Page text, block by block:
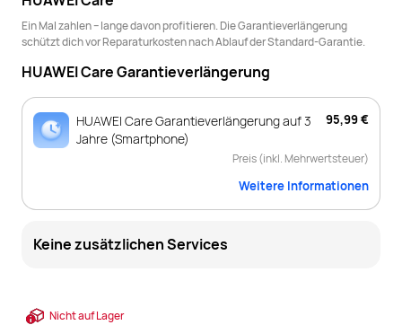
Ein Mal zahlen – lange davon profitieren. Die Garantieverlängerung
schützt dich vor Reparaturkosten nach Ablauf der Standard-Garantie.
HUAWEI Care Garantieverlängerung
HUAWEI Care Garantieverlängerung auf 3
Jahre (Smartphone)
95,99 €
Preis (inkl. Mehrwertsteuer)
Weitere Informationen
Keine zusätzlichen Services
Nicht auf Lager